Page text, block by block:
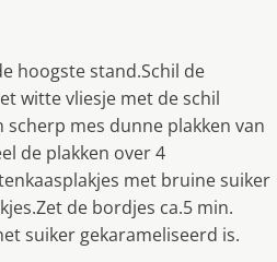
hoogste stand.Schil de
witte vliesje met de schil
mes dunne plakken van
de plakken over 4
met bruine suiker
de bordjes ca.5 min.
suiker gekarameliseerd is.